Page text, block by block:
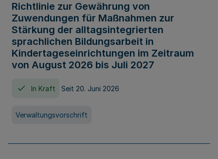
Richtlinie zur Gewährung von
Zuwendungen für Maßnahmen zur
Stärkung der alltagsintegrierten
sprachlichen Bildungsarbeit in
Kindertageseinrichtungen im Zeitraum
von August 2026 bis Juli 2027
In Kraft Seit 20. Juni 2026
Verwaltungsvorschrift